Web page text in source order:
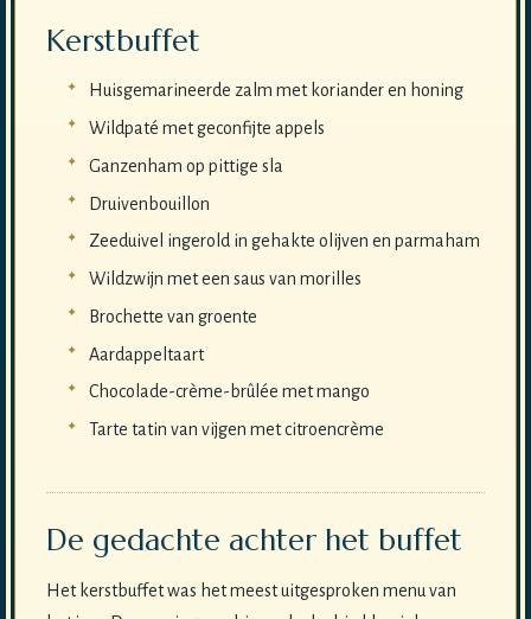
Kerstbuffet
Huisgemarineerde zalm met koriander en honing
Wildpaté met geconfijte appels
Ganzenham op pittige sla
Druivenbouillon
Zeeduivel ingerold in gehakte olijven en parmaham
Wildzwijn met een saus van morilles
Brochette van groente
Aardappeltaart
Chocolade-crème-brûlée met mango
Tarte tatin van vijgen met citroencrème
De gedachte achter het buffet
Het kerstbuffet was het meest uitgesproken menu van